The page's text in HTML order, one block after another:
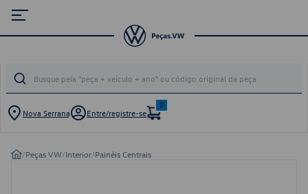
Nova Serrana Entre/registre-se
0
/Peças VW/Interior/Painéis Centrais